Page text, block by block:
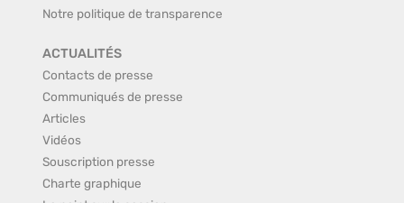
Notre politique de transparence
ACTUALITÉS
Contacts de presse
Communiqués de presse
Articles
Vidéos
Souscription presse
Charte graphique